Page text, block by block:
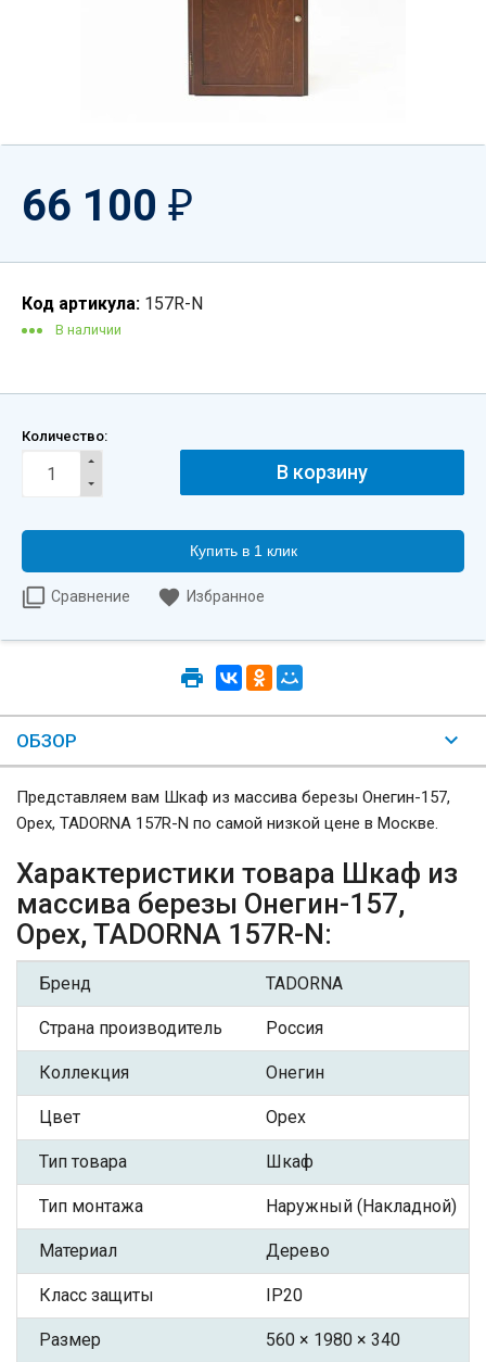
66 100 ₽
Код артикула: 157R-N
В наличии
Количество:
Купить в 1 клик
Сравнение Избранное
ОБЗОР
Представляем вам Шкаф из массива березы Онегин-157,
Орех, TADORNA 157R-N по самой низкой цене в Москве.
Характеристики товара Шкаф из
массива березы Онегин-157,
Орех, TADORNA 157R-N:
Бренд TADORNA
Страна производитель Россия
Коллекция Онегин
Цвет Орех
Тип товара Шкаф
Тип монтажа Наружный (Накладной)
Материал Дерево
Класс защиты IP20
Размер 560 × 1980 × 340